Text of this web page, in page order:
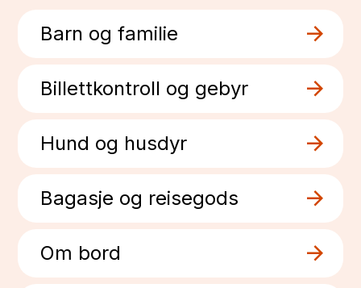
Barn og familie
Billettkontroll og gebyr
Hund og husdyr
Bagasje og reisegods
Om bord